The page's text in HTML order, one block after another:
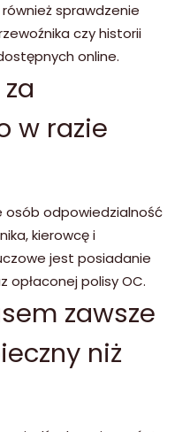
sprawdzenie
czy historii
online.
w razie
osób odpowiedzialność
kierowcę i
jest posiadanie
polisy OC.
zawsze
niż